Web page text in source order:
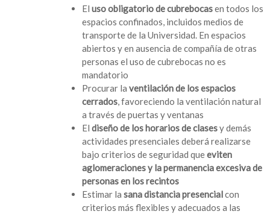
Eluso obligatorio de cubrebocasen todos los
espacios confinados, incluidos medios de
transporte de la Universidad. En espacios
abiertos y en ausencia de compañía de otras
personas el uso de cubrebocas no es
mandatorio
Procurar la ventilación de los espacios
cerrados, favoreciendo la ventilación natural
a través de puertas y ventanas
Eldiseño de los horarios de clasesy demás
actividades presenciales deberá realizarse
bajo criterios de seguridad queeviten
aglomeraciones y la permanencia excesiva de
personas en los recintos
Estimar lasana distancia presencialcon
criterios más flexibles y adecuados a las